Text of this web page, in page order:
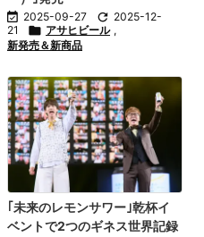
 2025-09-27  2025-12-
21
 アサヒビール ,
新発売＆新商品
｢未来のレモンサワー｣乾杯イ
ベントで2つのギネス世界記録